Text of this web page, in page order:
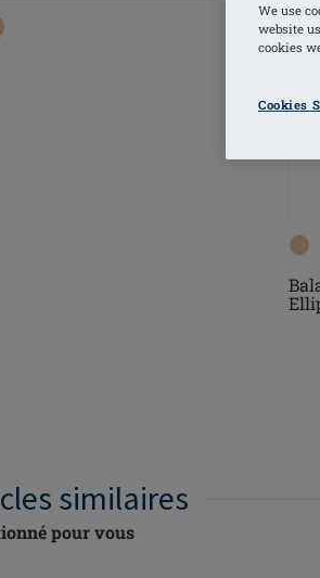
similaires
pour vous
We use
website
cookies
Cookies